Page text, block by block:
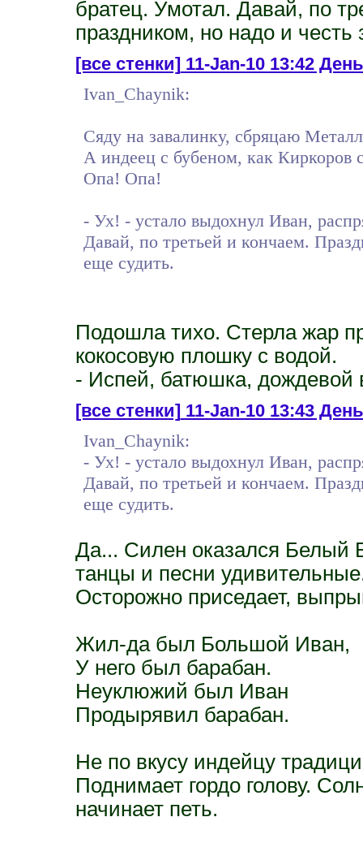
братец. Умотал. Давай, по
праздником, но надо и
[все стенки]11-Jan-10 13:42
Ivan_Chaynik:
Сяду на завалинку, сбряцаю
А индеец с бубеном, как Киркоров
Опа! Опа!
- Ух! - устало выдохнул Иван,
Давай, по третьей и кончаем.
еще судить.
Подошла тихо. Стерла жар
кокосовую плошку с водой.
- Испей, батюшка, дождевой
[все стенки]11-Jan-10 13:43
Ivan_Chaynik:
- Ух! - устало выдохнул Иван,
Давай, по третьей и кончаем.
еще судить.
Да... Силен оказался Белый
танцы и песни
Осторожно приседает,
Жил-да был Большой Иван,
У него был барабан.
Неуклюжий был Иван
Продырявил барабан.
Не по вкусу индейцу
Поднимает гордо голову.
начинает петь.